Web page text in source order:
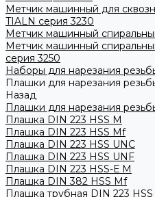
Метчик машинный для
TIALN серия 3230
Метчик машинный
Метчик машинный
серия 3250
Наборы для нарезания
Плашки для нарезания
Назад
Плашки для нарезания
Плашка DIN 223 HSS M
Плашка DIN 223 HSS Mf
Плашка DIN 223 HSS UNC
Плашка DIN 223 HSS UNF
Плашка DIN 223 HSS-Е M
Плашка DIN 382 HSS Mf
Плашка трубная DIN 223 HSS